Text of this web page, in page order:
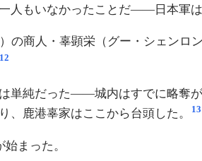
人もいなかったことだ——日本軍は
商人・辜顕栄（グー・シェンロ
12
単純だった——城内はすでに略奪
鹿港辜家はここから台頭した。
13
始まった。